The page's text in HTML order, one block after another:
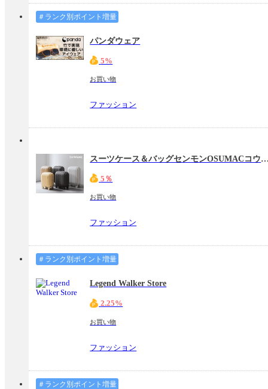
＃ランク別ポイント増量
パンダウェア
5%
お買い物
ファッション
スーツケース＆バッグセンモン
5％
お買い物
ファッション
＃ランク別ポイント増量
Legend Walker Store
2.25%
お買い物
ファッション
＃ランク別ポイント増量